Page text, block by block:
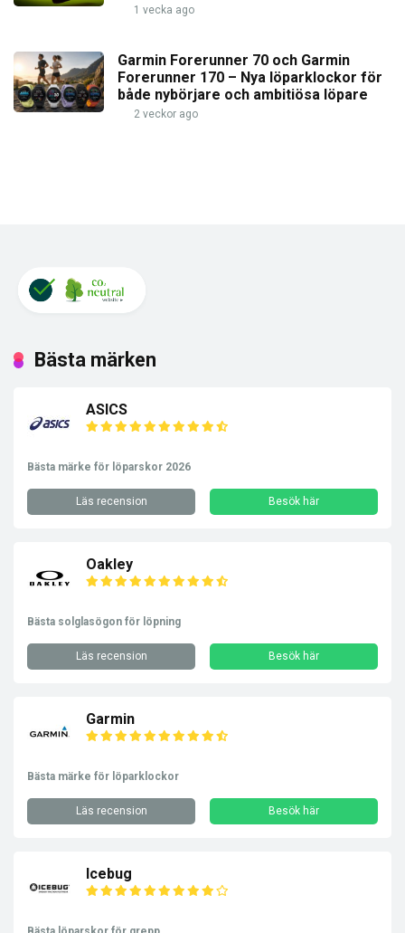
1 vecka ago
Garmin Forerunner 70 och Garmin
Forerunner 170 – Nya löparklockor för
både nybörjare och ambitiösa löpare
2 veckor ago
Bästa märken
ASICS
Bästa märke för löparskor 2026
Läs recension Besök här
Oakley
Bästa solglasögon för löpning
Läs recension Besök här
Garmin
Bästa märke för löparklockor
Läs recension Besök här
Icebug